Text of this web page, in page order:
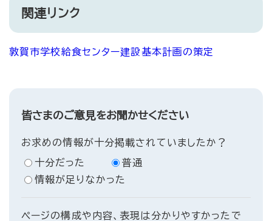
関連リンク
敦賀市学校給食センター建設基本計画の策定​
皆さまのご意見をお聞かせください
お求めの情報が十分掲載されていましたか？
十分だった
普通
情報が足りなかった
ページの構成や内容、表現は分かりやすかったで